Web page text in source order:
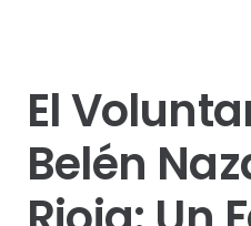
El
Belén